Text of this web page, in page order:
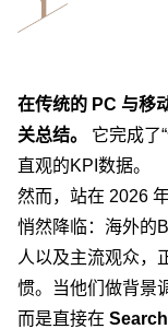
在传统的 PC 与移
关总结。
它完成了
直观的KPI数据。
然而，站在 2026
悄然降临：海外的
人以及主流观众，
惯。当他们做背景
而是直接在